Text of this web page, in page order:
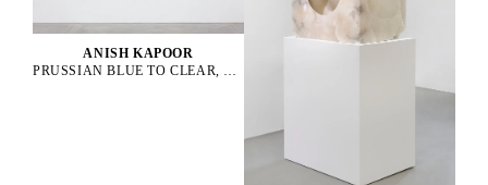
ANISH KAPOOR
PRUSSIAN BLUE TO CLEAR, 2024